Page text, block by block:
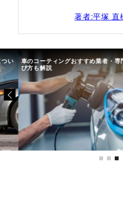
著者:平塚 直
い 車のコーティングおすすめ業者・
び方も解説